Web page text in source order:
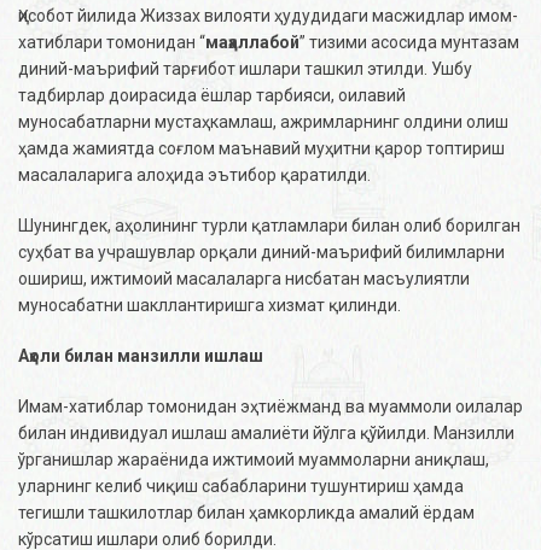
Ҳисобот йилида Жиззах вилояти ҳудудидаги масжидлар имом-
хатиблари томонидан “маҳаллабой” тизими асосида мунтазам
диний-маърифий тарғибот ишлари ташкил этилди. Ушбу
тадбирлар доирасида ёшлар тарбияси, оилавий
муносабатларни мустаҳкамлаш, ажримларнинг олдини олиш
ҳамда жамиятда соғлом маънавий муҳитни қарор топтириш
масалаларига алоҳида эътибор қаратилди.
Шунингдек, аҳолининг турли қатламлари билан олиб борилган
суҳбат ва учрашувлар орқали диний-маърифий билимларни
ошириш, ижтимоий масалаларга нисбатан масъулиятли
муносабатни шакллантиришга хизмат қилинди.
Аҳоли билан манзилли ишлаш
Имам-хатиблар томонидан эҳтиёжманд ва муаммоли оилалар
билан индивидуал ишлаш амалиёти йўлга қўйилди. Манзилли
ўрганишлар жараёнида ижтимоий муаммоларни аниқлаш,
уларнинг келиб чиқиш сабабларини тушунтириш ҳамда
тегишли ташкилотлар билан ҳамкорликда амалий ёрдам
кўрсатиш ишлари олиб борилди.